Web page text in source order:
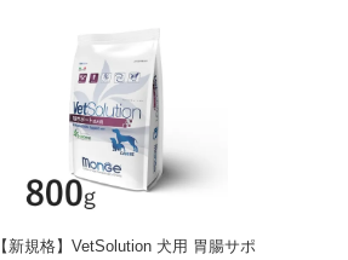
【新規格】VetSolution 犬用 胃腸サポ